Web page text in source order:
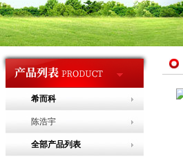
希而科
陈浩宇
全部产品列表